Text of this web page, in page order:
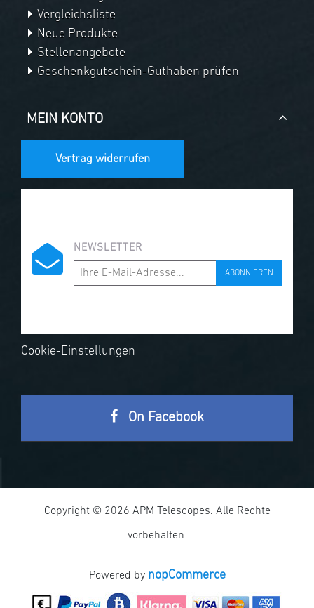
Vergleichsliste
Neue Produkte
Stellenangebote
Geschenkgutschein-Guthaben prüfen
MEIN KONTO
Vertrag widerrufen
NEWSLETTER
ABONNIEREN
Cookie-Einstellungen
On Facebook
Copyright © 2026 APM Telescopes. Alle Rechte
vorbehalten.
Powered by nopCommerce